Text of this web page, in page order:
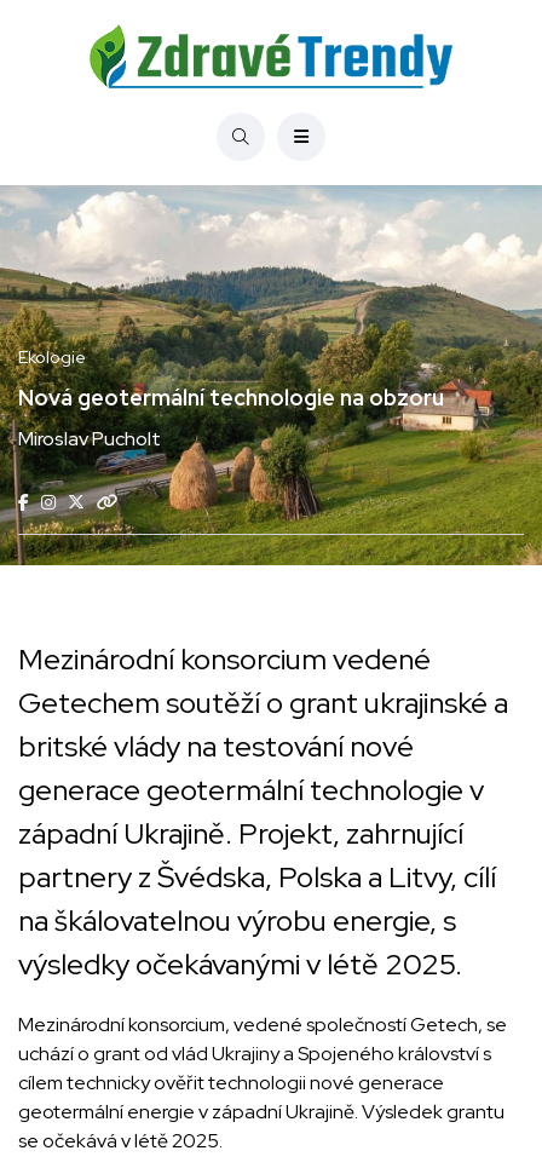
Ekologie
Nová geotermální technologie na obzoru
Miroslav Pucholt
Mezinárodní konsorcium vedené
Getechem soutěží o grant ukrajinské a
britské vlády na testování nové
generace geotermální technologie v
západní Ukrajině. Projekt, zahrnující
partnery z Švédska, Polska a Litvy, cílí
na škálovatelnou výrobu energie, s
výsledky očekávanými v létě 2025.
Mezinárodní konsorcium, vedené společností Getech, se
uchází o grant od vlád Ukrajiny a Spojeného království s
cílem technicky ověřit technologii nové generace
geotermální energie v západní Ukrajině. Výsledek grantu
se očekává v létě 2025.